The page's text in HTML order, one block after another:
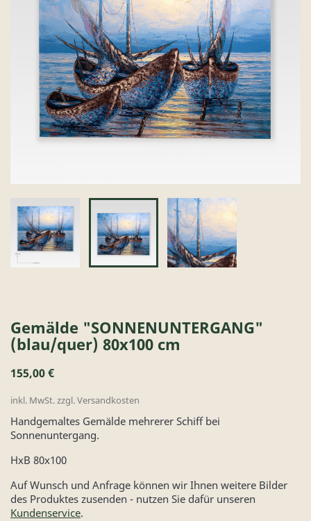
Gemälde "SONNENUNTERGANG"
(blau/quer) 80x100 cm
155,00 €
inkl. MwSt. zzgl. Versandkosten
Handgemaltes Gemälde mehrerer Schiff bei
Sonnenuntergang.
HxB 80x100
Auf Wunsch und Anfrage können wir Ihnen weitere Bilder
des Produktes zusenden - nutzen Sie dafür unseren
Kundenservice.